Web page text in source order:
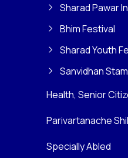
Sharad Pawar
Bhim Festival
Sharad Youth
Sanvidhan
Health, Senior
Parivartanache
Specially Abled